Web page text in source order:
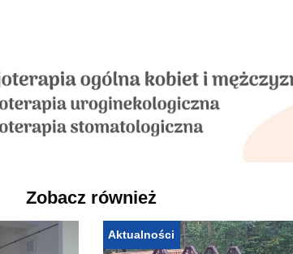
Zobacz również
Aktualności